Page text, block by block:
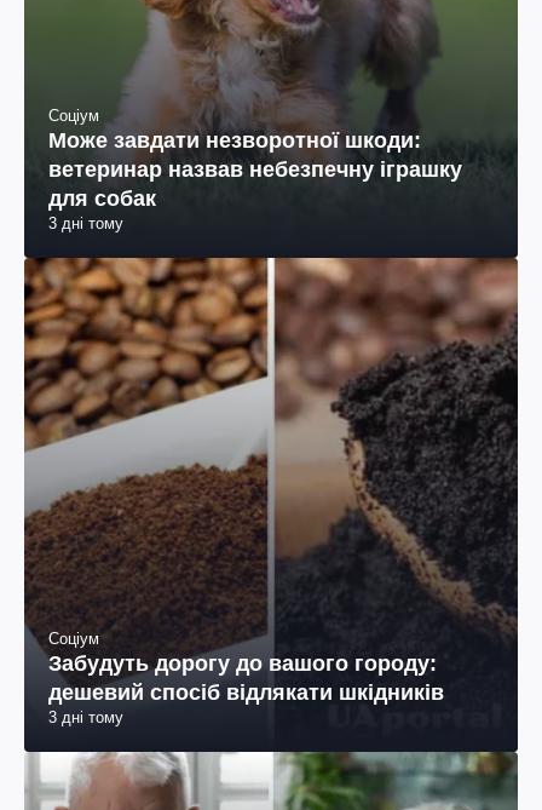
Соціум
Може завдати незворотної шкоди:
ветеринар назвав небезпечну іграшку
для собак
3 дні тому
Соціум
Забудуть дорогу до вашого городу:
дешевий спосіб відлякати шкідників
3 дні тому